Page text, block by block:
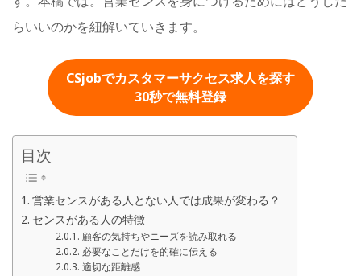
らいいのかを紐解いていきます。
CSjobでカスタマーサクセス求人を探す
30秒で無料登録
目次
営業センスがある人とない人では成果が変わる？
センスがある人の特徴
顧客の気持ちやニーズを読み取れる
必要なことだけを的確に伝える
適切な距離感